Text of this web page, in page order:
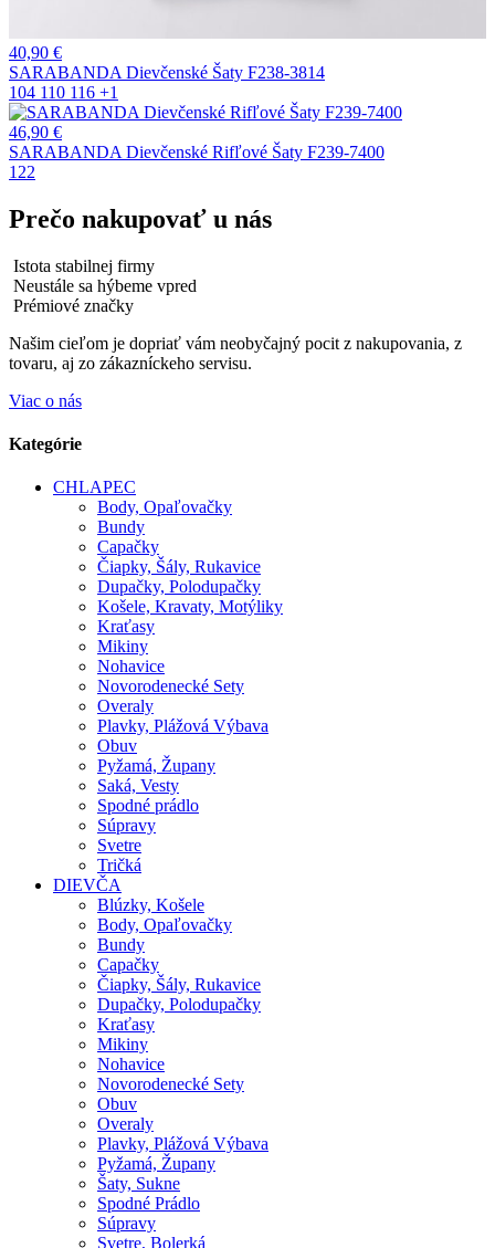
40,90 €
SARABANDA Dievčenské Šaty F238-3814
104 110 116 +1
46,90 €
SARABANDA Dievčenské Rifľové Šaty F239-7400
122
Prečo nakupovať u nás
Istota stabilnej firmy
Neustále sa hýbeme vpred
Prémiové značky
Našim cieľom je dopriať vám neobyčajný pocit z nakupovania, z
tovaru, aj zo zákazníckeho servisu.
Viac o nás
Kategórie
CHLAPEC
Body, Opaľovačky
Bundy
Capačky
Čiapky, Šály, Rukavice
Dupačky, Polodupačky
Košele, Kravaty, Motýliky
Kraťasy
Mikiny
Nohavice
Novorodenecké Sety
Overaly
Plavky, Plážová Výbava
Obuv
Pyžamá, Župany
Saká, Vesty
Spodné prádlo
Súpravy
Svetre
Tričká
DIEVČA
Blúzky, Košele
Body, Opaľovačky
Bundy
Capačky
Čiapky, Šály, Rukavice
Dupačky, Polodupačky
Kraťasy
Mikiny
Nohavice
Novorodenecké Sety
Obuv
Overaly
Plavky, Plážová Výbava
Pyžamá, Župany
Šaty, Sukne
Spodné Prádlo
Súpravy
Svetre, Bolerká